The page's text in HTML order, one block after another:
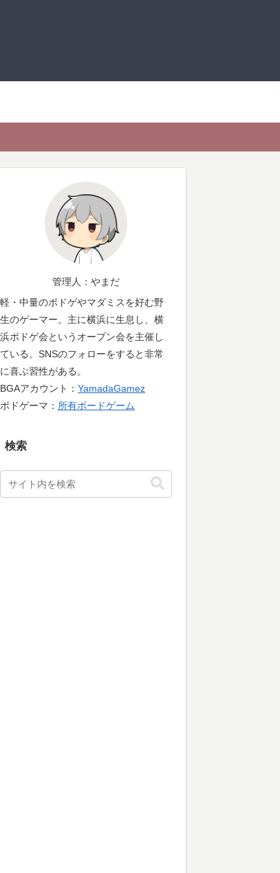
管理人：やまだ
軽・中量のボドゲやマダミスを好む野
生のゲーマー。主に横浜に生息し、横
浜ボドゲ会というオープン会を主催し
ている。SNSのフォローをすると非常
に喜ぶ習性がある。
BGAアカウント： YamadaGamez
ボドゲーマ： 所有ボードゲーム
検索